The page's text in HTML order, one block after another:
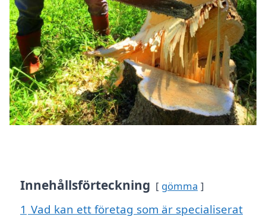
Innehållsförteckning gömma
1 Vad kan ett företag som är specialiserat